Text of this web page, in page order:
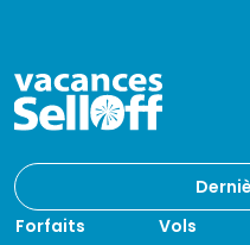
Forfaits
Vols